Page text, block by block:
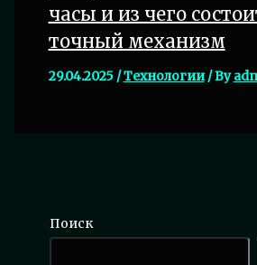
часы и из чего
точный механизм
29.04.2025 /Технологии/ By
Поиск